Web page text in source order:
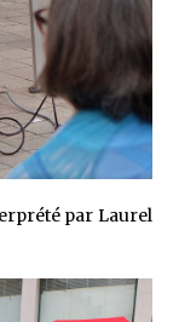
par Laurel